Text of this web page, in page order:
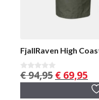
FjallRaven High
0
v
€94,95
prijs
€ 69,95
is: